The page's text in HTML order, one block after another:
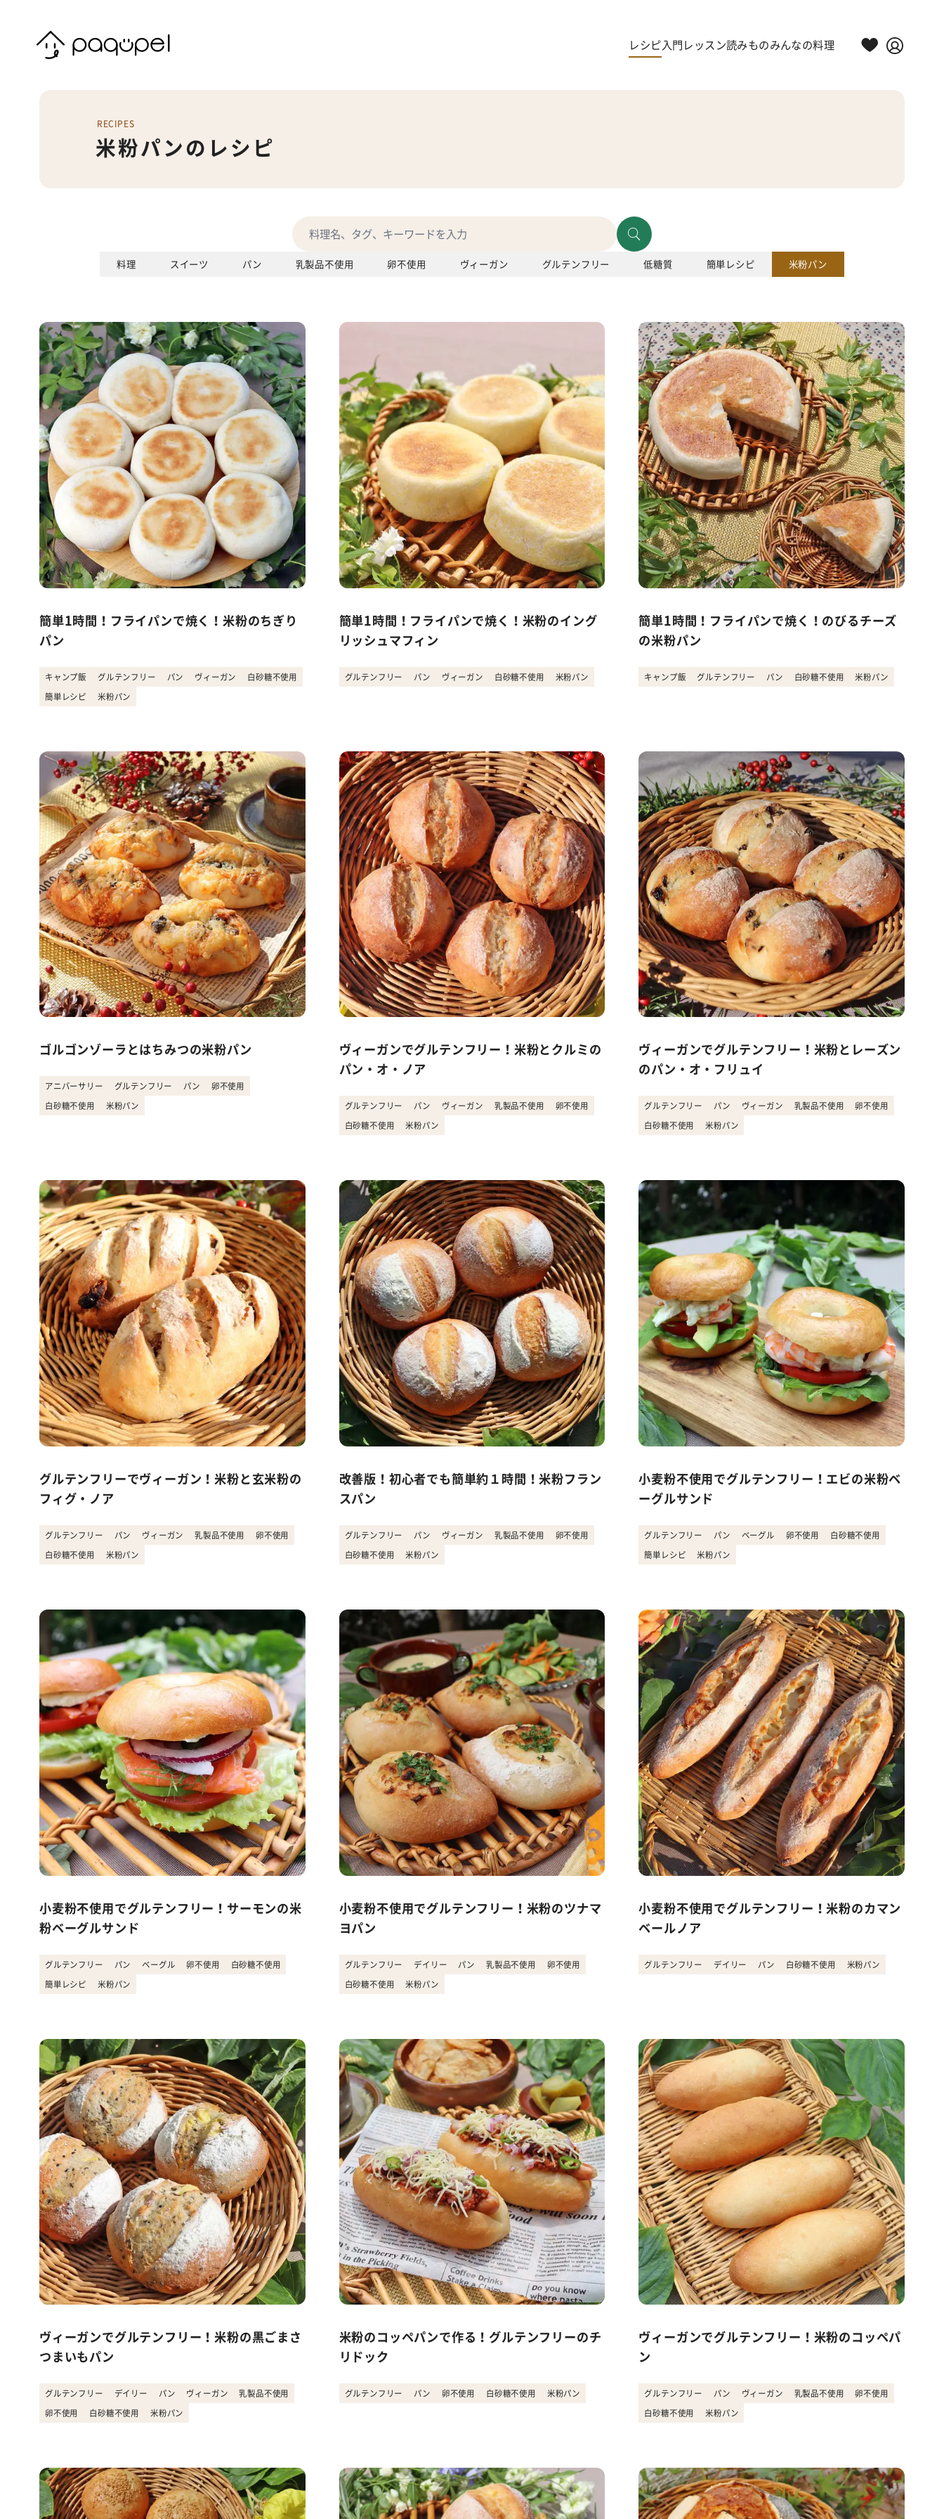
レシピ 入門レッスン読みものみんなの料理
RECIPES
米粉パンのレシピ
料理 スイーツ パン 乳製品不使用 卵不使用 ヴィーガン グルテンフリー 低糖質 簡単レシピ 米粉パン
簡単1時間！フライパンで焼く！米粉のちぎり
パン
キャンプ飯 グルテンフリー パン ヴィーガン 白砂糖不使用
簡単レシピ 米粉パン
簡単1時間！フライパンで焼く！米粉のイング
リッシュマフィン
グルテンフリー パン ヴィーガン 白砂糖不使用 米粉パン
簡単1時間！フライパンで焼く！のびるチーズ
の米粉パン
キャンプ飯 グルテンフリー パン 白砂糖不使用 米粉パン
ゴルゴンゾーラとはちみつの米粉パン
アニバーサリー グルテンフリー パン 卵不使用
白砂糖不使用 米粉パン
ヴィーガンでグルテンフリー！米粉とクルミの
パン・オ・ノア
グルテンフリー パン ヴィーガン 乳製品不使用 卵不使用
白砂糖不使用 米粉パン
ヴィーガンでグルテンフリー！米粉とレーズン
のパン・オ・フリュイ
グルテンフリー パン ヴィーガン 乳製品不使用 卵不使用
白砂糖不使用 米粉パン
グルテンフリーでヴィーガン！米粉と玄米粉の
フィグ・ノア
グルテンフリー パン ヴィーガン 乳製品不使用 卵不使用
白砂糖不使用 米粉パン
改善版！初心者でも簡単約１時間！米粉フラン
スパン
グルテンフリー パン ヴィーガン 乳製品不使用 卵不使用
白砂糖不使用 米粉パン
小麦粉不使用でグルテンフリー！エビの米粉ベ
ーグルサンド
グルテンフリー パン ベーグル 卵不使用 白砂糖不使用
簡単レシピ 米粉パン
小麦粉不使用でグルテンフリー！サーモンの米
粉ベーグルサンド
グルテンフリー パン ベーグル 卵不使用 白砂糖不使用
簡単レシピ 米粉パン
小麦粉不使用でグルテンフリー！米粉のツナマ
ヨパン
グルテンフリー デイリー パン 乳製品不使用 卵不使用
白砂糖不使用 米粉パン
小麦粉不使用でグルテンフリー！米粉のカマン
ベールノア
グルテンフリー デイリー パン 白砂糖不使用 米粉パン
ヴィーガンでグルテンフリー！米粉の黒ごまさ
つまいもパン
グルテンフリー デイリー パン ヴィーガン 乳製品不使用
卵不使用 白砂糖不使用 米粉パン
米粉のコッペパンで作る！グルテンフリーのチ
リドック
グルテンフリー パン 卵不使用 白砂糖不使用 米粉パン
ヴィーガンでグルテンフリー！米粉のコッペパ
ン
グルテンフリー パン ヴィーガン 乳製品不使用 卵不使用
白砂糖不使用 米粉パン